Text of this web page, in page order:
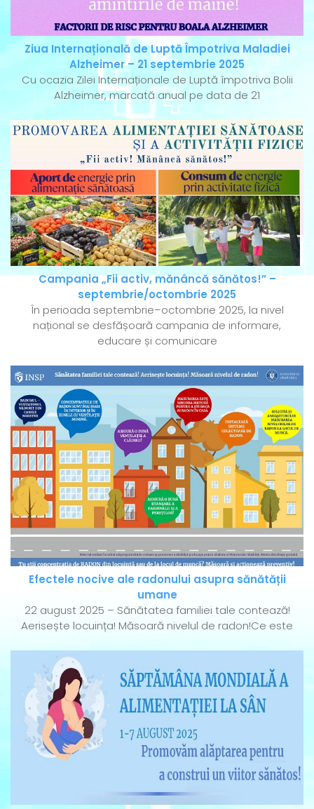
Ziua Internațională de Luptă Împotriva Maladiei
Alzheimer – 21 septembrie 2025
Cu ocazia Zilei Internaționale de Luptă împotriva Bolii
Alzheimer, marcată anual pe data de 21
Campania „Fii activ, mănâncă sănătos!” –
septembrie/octombrie 2025
În perioada septembrie–octombrie 2025, la nivel
național se desfășoară campania de informare,
educare și comunicare
Efectele nocive ale radonului asupra sănătății
umane
22 august 2025 – Sănătatea familiei tale contează!
Aerisește locuința! Măsoară nivelul de radon!Ce este